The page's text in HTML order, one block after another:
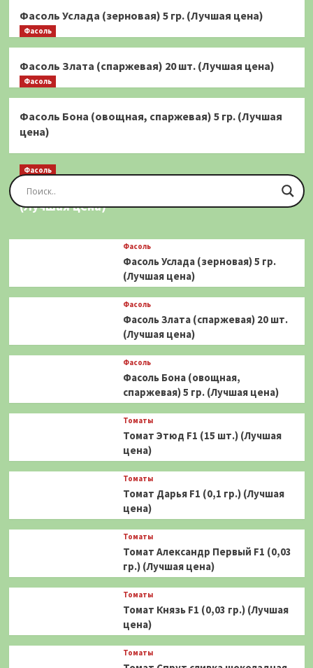
Фасоль Услада (зерновая) 5 гр. (Лучшая цена)
Фасоль
Фасоль Злата (спаржевая) 20 шт. (Лучшая цена)
Фасоль
Фасоль Бона (овощная, спаржевая) 5 гр. (Лучшая
цена)
Фасоль
Фасоль Золотая Сакса (спаржевая) 20 шт.
(Лучшая цена)
Фасоль
Фасоль Услада (зерновая) 5 гр.
(Лучшая цена)
Фасоль
Фасоль Злата (спаржевая) 20 шт.
(Лучшая цена)
Фасоль
Фасоль Бона (овощная,
спаржевая) 5 гр. (Лучшая цена)
Томаты
Томат Этюд F1 (15 шт.) (Лучшая
цена)
Томаты
Томат Дарья F1 (0,1 гр.) (Лучшая
цена)
Томаты
Томат Александр Первый F1 (0,03
гр.) (Лучшая цена)
Томаты
Томат Князь F1 (0,03 гр.) (Лучшая
цена)
Томаты